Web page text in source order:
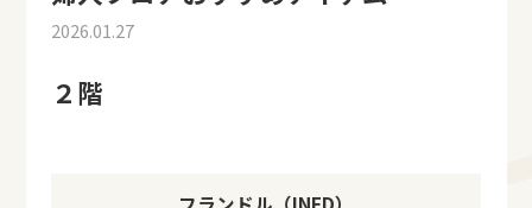
2026.01.27
２階